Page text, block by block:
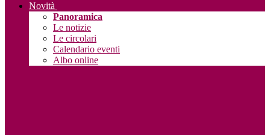
Novità
Panoramica
Le notizie
Le circolari
Calendario eventi
Albo online